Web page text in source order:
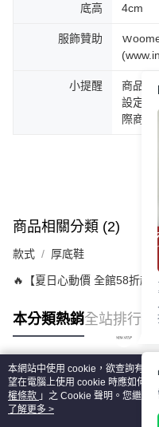
底高 4cm
服飾贊助
ｗ
小提醒
商品圖
設定不
際商品
商品相關分類 (2)
款式 厚底鞋
🔥【夏日心動價 全館58折起
本分類熱銷全站排行
熱門標籤
本網站中使用 cookie，欲查詢有關
望在電腦上使用 cookie 時應如何變
權條款 」之 Cookie 聲明。您繼續
用條款之 Cookie 聲明使用 cookie。
了解更多 >